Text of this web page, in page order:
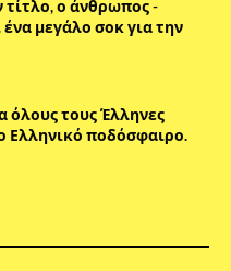
τίτλο, ο άνθρωπος -
μεγάλο σοκ για την
όλους τους Έλληνες
Ελληνικό ποδόσφαιρο.